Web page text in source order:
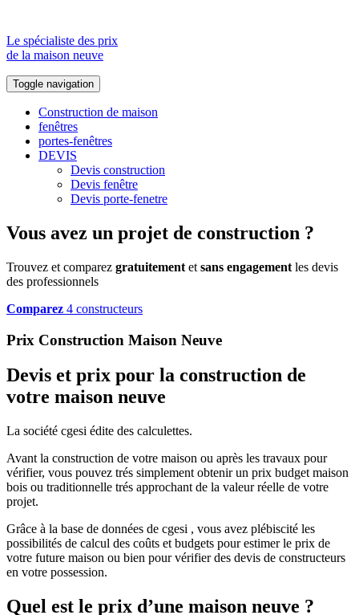
Le spécialiste des prix
de la maison neuve
Toggle navigation
Construction de maison
fenêtres
portes-fenêtres
DEVIS
Devis construction
Devis fenêtre
Devis porte-fenetre
Vous avez un projet de construction ?
Trouvez et comparez gratuitement et sans engagement les devis
des professionnels
Comparez 4 constructeurs
Prix Construction Maison Neuve
Devis et prix pour la construction de
votre maison neuve
La société cgesi édite des calculettes.
Avant la construction de votre maison ou après les travaux pour
vérifier, vous pouvez trés simplement obtenir un prix budget maison
bois ou traditionnelle trés approchant de la valeur réelle de votre
projet.
Grâce à la base de données de cgesi , vous avez plébiscité les
possibilités de calcul des coûts et budgets pour estimer le prix de
votre future maison ou bien pour vérifier des devis de constructeurs
en votre possession.
Quel est le prix d’une maison neuve ?